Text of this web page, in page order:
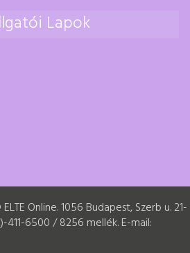
Lapok
Online. 1056 Budapest, Szerb u. 21-
411-6500 / 8256 mellék. E-mail: